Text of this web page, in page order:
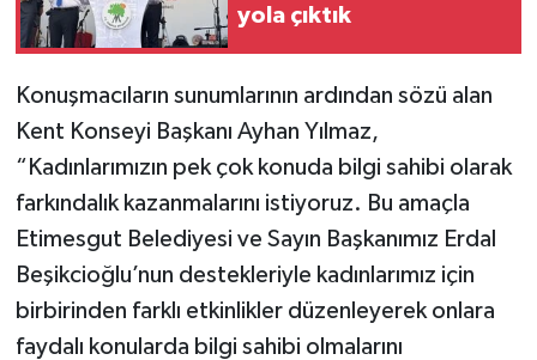
yola çıktık
Konuşmacıların sunumlarının ardından sözü alan
Kent Konseyi Başkanı Ayhan Yılmaz,
“Kadınlarımızın pek çok konuda bilgi sahibi olarak
farkındalık kazanmalarını istiyoruz. Bu amaçla
Etimesgut Belediyesi ve Sayın Başkanımız Erdal
Beşikcioğlu’nun destekleriyle kadınlarımız için
birbirinden farklı etkinlikler düzenleyerek onlara
faydalı konularda bilgi sahibi olmalarını